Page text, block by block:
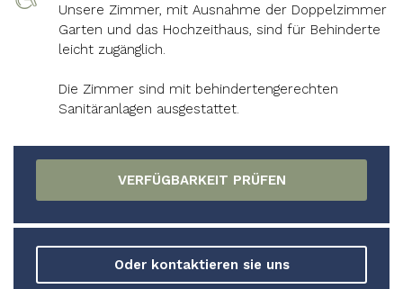
Unsere Zimmer, mit Ausnahme der Doppelzimmer
Garten und das Hochzeithaus, sind für Behinderte
leicht zugänglich.
Die Zimmer sind mit behindertengerechten
Sanitäranlagen ausgestattet.
Oder kontaktieren sie uns